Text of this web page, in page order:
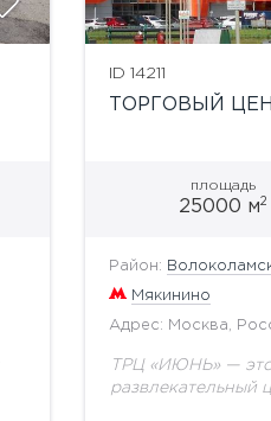
ID 14211
ТОРГОВЫЙ
площадь
25000 м2
Район:
Мякинино
Адрес: Москва,
ТРЦ «ИЮНЬ» —
развлекательный